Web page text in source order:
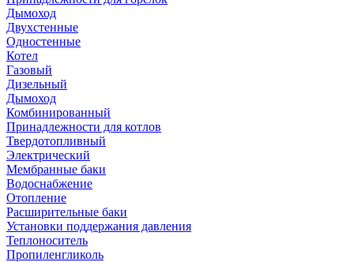
Дымоход
Двухстенные
Одностенные
Котел
Газовый
Дизельный
Дымоход
Комбинированный
Принадлежности для котлов
Твердотопливный
Электрический
Мембранные баки
Водоснабжение
Отопление
Расширительные баки
Установки поддержания давления
Теплоноситель
Пропиленгликоль